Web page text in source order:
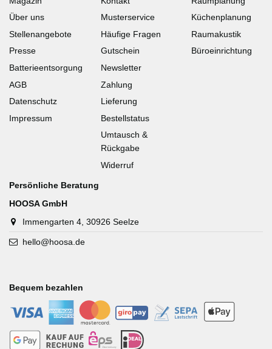
Über uns
Stellenangebote
Presse
Batterieentsorgung
AGB
Datenschutz
Impressum
Musterservice
Häufige Fragen
Gutschein
Newsletter
Zahlung
Lieferung
Bestellstatus
Umtausch &
Rückgabe
Widerruf
Küchenplanung
Raumakustik
Büroeinrichtung
Persönliche Beratung
HOOSA GmbH
Immengarten 4, 30926 Seelze
hello@hoosa.de
Bequem bezahlen
-
- - - -
- - - -